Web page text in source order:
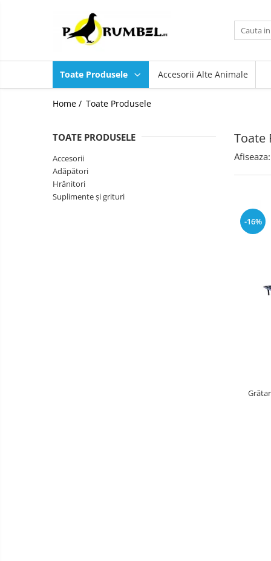
Toate Produsele
Toate Produsele Accesorii Alte Animale
Home / Toate Produsele
Toate
TOATE PRODUSELE
Accesorii
Adăpători
Hrănitori
Suplimente și grituri
Afiseaza:
-16%